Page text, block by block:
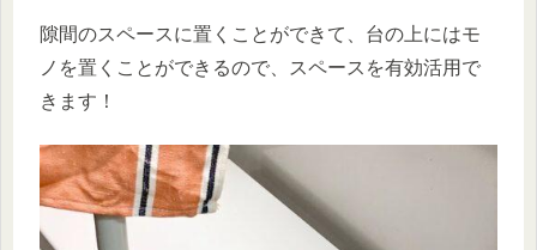
隙間のスペースに置くことができて、台の上にはモ
ノを置くことができるので、スペースを有効活用で
きます！